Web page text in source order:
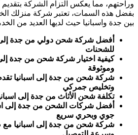
وراحتهم، مما يعكس التزام الشركة
بفضل هذه السمات، تعتبر شركة منزلك
بين جدة واسبانيا حيث لديها العديد من
أفضل شركة شحن دولي من جدة إلى
للشحنات
كيفية اختيار شركة شحن من جدة إلى
وموثوقة
شركة شحن من جدة إلى اسبانيا
وتخليص جمركي
تكلفة شحن الأثاث من جدة إلى
أفضل شركات الشحن من جدة إلى
جوي وبحري سريع
شركة شحن من جدة إلى اسبانيا مع